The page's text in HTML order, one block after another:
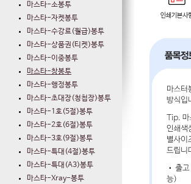
마스타-소봉투
마스타-자켓봉투
마스타-수강료(월급)봉투
마스타-상품권(티켓)봉투
마스타-이중봉투
마스타-창봉투
마스타-행정봉투
마스타-초대장(청첩장)봉투
마스타-1호(5절)봉투
마스타-2호(6절)봉투
마스타-3호(9절)봉투
마스타-특대(4절)봉투
마스타-특대(A3)봉투
마스타-Xray-봉투